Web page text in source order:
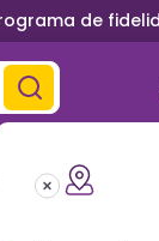
de